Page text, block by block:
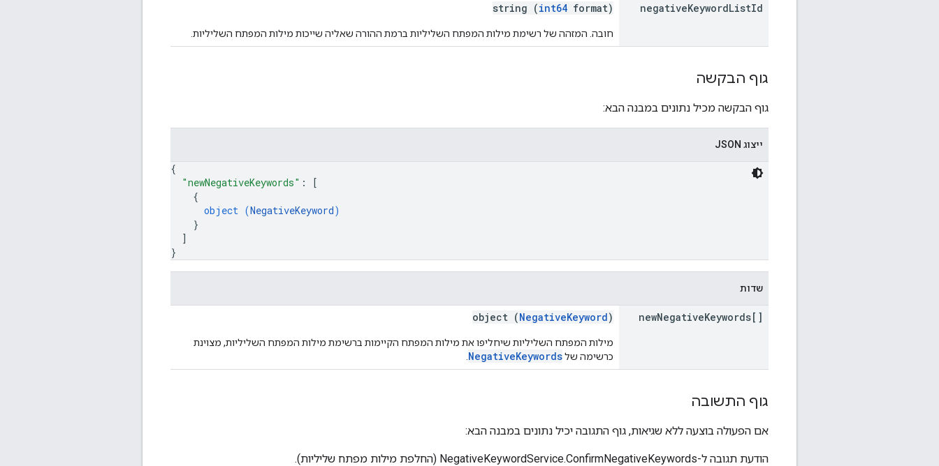
negativeKeywordListId
string (int64 format)
חובה. המזהה של רשימת מילות המפתח השליליות ברמת ההורה שאליה שייכות מילות המפתח השליליות.
גוף הבקשה
גוף הבקשה מכיל נתונים במבנה הבא:
ייצוג JSON
{
"newNegativeKeywords" :
[
{
object (NegativeKeyword)
}
]
}
שדות
newNegativeKeywords[]
object (NegativeKeyword)
מילות המפתח השליליות שיחליפו את מילות המפתח הקיימות ברשימת מילות המפתח השליליות, מצוינת
כרשימה שלNegativeKeywords
גוף התשובה
אם הפעולה בוצעה ללא שגיאות, גוף התגובה יכיל נתונים במבנה הבא:
הודעת תגובה ל-NegativeKeywordService.ConfirmNegativeKeywords (החלפת מילות מפתח שליליות).